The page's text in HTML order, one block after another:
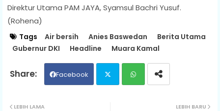
Direktur Utama PAM JAYA, Syamsul Bachri Yusuf.
(Rohena)
Tags Air bersih Anies Baswedan
Berita Utama
Gubernur DKI
Headline Muara Kamal
Facebook
LEBIH BARU
LEBIH LAMA